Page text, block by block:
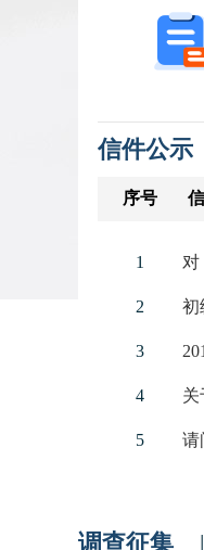
信件公示
序号
1
2 初
3
4 关
5 请
7
调查征集 |